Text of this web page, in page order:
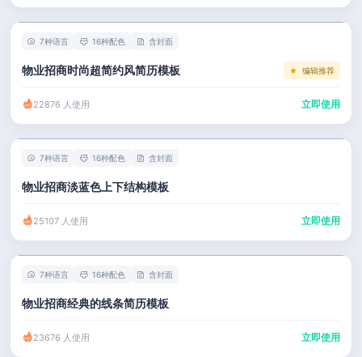
房产建筑
7种语言 16种配色 含封面
物业招商时尚超简约风简历模板 编辑推荐
22876 人使用 立即使用
7种语言 16种配色 含封面
物业招商淡蓝色上下结构模板
25107 人使用 立即使用
7种语言 16种配色 含封面
物业招商经典的线条简历模板
23676 人使用 立即使用